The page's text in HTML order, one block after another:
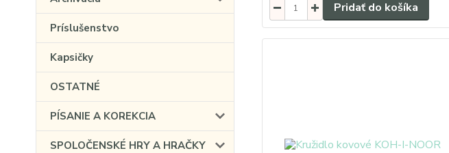
Príslušenstvo
Kapsičky
OSTATNÉ
PÍSANIE A KOREKCIA
SPOLOČENSKÉ HRY A HRAČKY
Pridať do košíka